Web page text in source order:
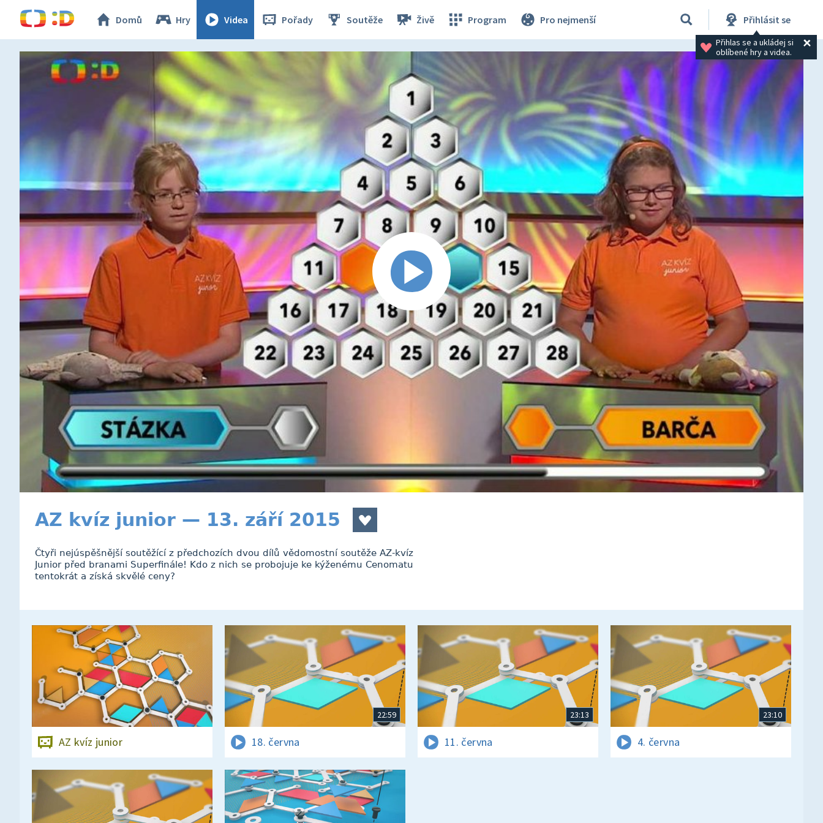
Domů Hry Videa Pořady Soutěže Živě Program Pro nejmenší Přihlásit se
Přihlas se a ukládej si
oblíbené hry a videa.
AZ kvíz junior — 13. září 2015
Čtyři nejúspěšnější soutěžící z předchozích dvou dílů vědomostní soutěže AZ-kvíz
Junior před branami Superfinále! Kdo z nich se probojuje ke kýženému Cenomatu
tentokrát a získá skvělé ceny?
AZ kvíz junior
22:59
18. června
23:13
11. června
23:10
4. června